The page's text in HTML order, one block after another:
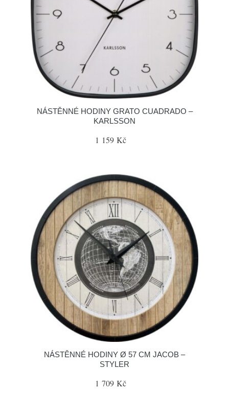
NÁSTĚNNÉ HODINY GRATO CUADRADO –
KARLSSON
1 159 Kč
NÁSTĚNNÉ HODINY Ø 57 CM JACOB –
STYLER
1 709 Kč